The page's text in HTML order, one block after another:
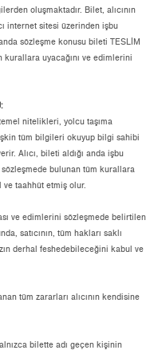
oluşmaktadır. Bilet, alıcının
internet sitesi üzerinden işbu
sözleşme konusu bileti TESLİM
kurallara uyacağını ve edimlerini
nitelikleri, yolcu taşıma
tüm bilgileri okuyup bilgi sahibi
Alıcı, bileti aldığı anda işbu
sözleşmede bulunan tüm kurallara
taahhüt etmiş olur.
ve edimlerini sözleşmede belirtilen
satıcının, tüm hakları saklı
derhal feshedebileceğini kabul ve
tüm zararları alıcının kendisine
bilette adı geçen kişinin